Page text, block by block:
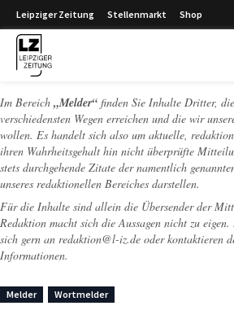
Leipziger Zeitung Stellenmarkt Shop
Im Bereich „Melder“ finden Sie Inhalte Dritter,
verschiedensten Wegen erreichen und die wir
wollen. Es handelt sich also um aktuelle,
ihren Wahrheitsgehalt hin nicht überprüfte
stets durchgehende Zitate der namentlich
unseres redaktionellen Bereiches darstellen.
Für die Inhalte sind allein die Übersender der
Redaktion macht sich die Aussagen nicht zu
sich gern an redaktion@l-iz.de oder kontaktieren
Informationen.
Melder Wortmelder